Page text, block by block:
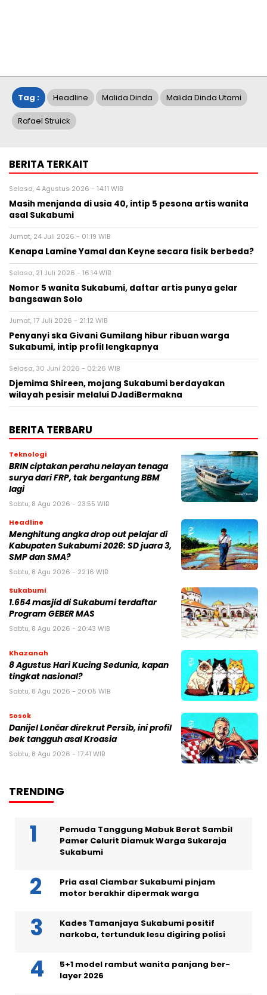
Tag : Headline Malida Dinda Malida Dinda Utami
Rafael Struick
BERITA TERKAIT
Selasa, 4 Agustus 2026 - 14:11 WIB
Masih menjanda di usia 40, intip 5 pesona artis wanita
asal Sukabumi
Jumat, 24 Juli 2026 - 01:19 WIB
Kenapa Lamine Yamal dan Keyne secara fisik berbeda?
Selasa, 21 Juli 2026 - 16:14 WIB
Nomor 5 wanita Sukabumi, daftar artis punya gelar
bangsawan Solo
Jumat, 17 Juli 2026 - 21:12 WIB
Penyanyi ska Givani Gumilang hibur ribuan warga
Sukabumi, intip profil lengkapnya
Selasa, 30 Juni 2026 - 02:26 WIB
Djemima Shireen, mojang Sukabumi berdayakan
wilayah pesisir melalui DJadiBermakna
BERITA TERBARU
Teknologi
BRIN ciptakan perahu nelayan tenaga
surya dari FRP, tak bergantung BBM
lagi
Sabtu, 8 Agu 2026 - 23:55 WIB
Headline
Menghitung angka drop out pelajar di
Kabupaten Sukabumi 2026: SD juara 3,
SMP dan SMA?
Sabtu, 8 Agu 2026 - 22:16 WIB
Sukabumi
1.654 masjid di Sukabumi terdaftar
Program GEBER MAS
Sabtu, 8 Agu 2026 - 20:43 WIB
Khazanah
8 Agustus Hari Kucing Sedunia, kapan
tingkat nasional?
Sabtu, 8 Agu 2026 - 20:05 WIB
Sosok
Danijel Lončar direkrut Persib, ini profil
bek tangguh asal Kroasia
Sabtu, 8 Agu 2026 - 17:41 WIB
TRENDING
Pemuda Tanggung Mabuk Berat Sambil
Pamer Celurit Diamuk Warga Sukaraja
Sukabumi
Pria asal Ciambar Sukabumi pinjam
motor berakhir dipermak warga
Kades Tamanjaya Sukabumi positif
narkoba, tertunduk lesu digiring polisi
5+1 model rambut wanita panjang ber-
layer 2026